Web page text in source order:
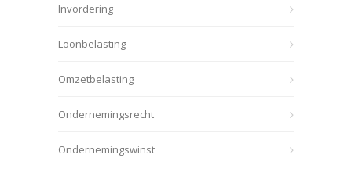
Invordering
Loonbelasting
Omzetbelasting
Ondernemingsrecht
Ondernemingswinst